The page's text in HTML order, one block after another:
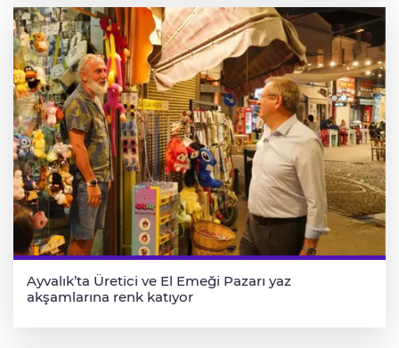
Ayvalık’ta Üretici ve El Emeği Pazarı yaz
akşamlarına renk katıyor